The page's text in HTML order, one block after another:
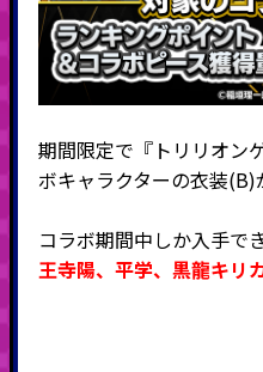
期間限定で『トリリオン
ボキャラクターの衣装(B)
コラボ期間中しか入手で
王寺陽、平学、黒龍キリ